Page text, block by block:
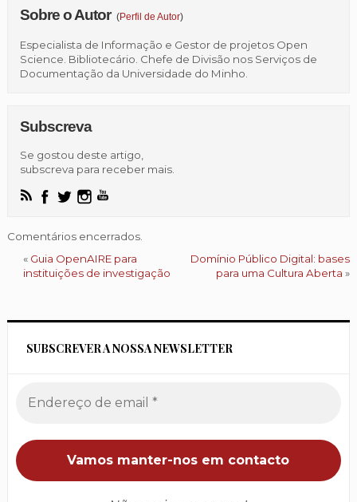
Sobre o Autor (Perfil de Autor)
Especialista de Informação e Gestor de projetos Open
Science. Bibliotecário. Chefe de Divisão nos Serviços de
Documentação da Universidade do Minho.
Subscreva
Se gostou deste artigo,
subscreva para receber mais.
Comentários encerrados.
« Guia OpenAIRE para
instituições de investigação
Domínio Público Digital: bases
para uma Cultura Aberta »
SUBSCREVER A NOSSA NEWSLETTER